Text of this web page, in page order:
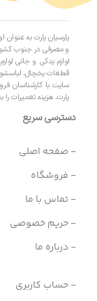
پارسیان پارت به
و مصرفی در جنوب
لوازم یدکی و جانی
قطعات یخچال،
سایت با کارشناسان
پارت، هزینه تعمیرات
دسترسی سریع
- صفحه اصلی
- فروشگاه
- تماس با ما
- حریم خصوصی
- درباره ما
- حساب کاربری